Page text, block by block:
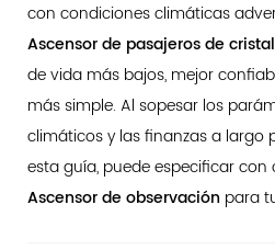
con condiciones climáticas
Ascensor de pasajeros de cristal
de vida más bajos, mejor
más simple. Al sopesar los
climáticos y las finanzas a largo
esta guía, puede especificar
Ascensor de observación para